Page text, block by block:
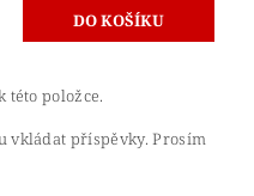
této položce.
vkládat příspěvky. Prosím